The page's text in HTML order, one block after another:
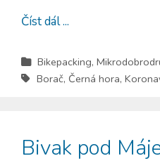
Číst dál ...
Bikepacking,
Borač, Černá hora,
Bivak pod